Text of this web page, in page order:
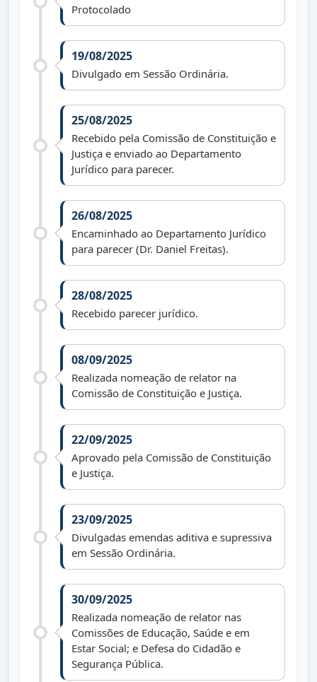
Protocolado
19/08/2025
Divulgado em Sessão Ordinária.
25/08/2025
Recebido pela Comissão de Constituição e
Justiça e enviado ao Departamento
Jurídico para parecer.
26/08/2025
Encaminhado ao Departamento Jurídico
para parecer (Dr. Daniel Freitas).
28/08/2025
Recebido parecer jurídico.
08/09/2025
Realizada nomeação de relator na
Comissão de Constituição e Justiça.
22/09/2025
Aprovado pela Comissão de Constituição
e Justiça.
23/09/2025
Divulgadas emendas aditiva e supressiva
em Sessão Ordinária.
30/09/2025
Realizada nomeação de relator nas
Comissões de Educação, Saúde e em
Estar Social; e Defesa do Cidadão e
Segurança Pública.